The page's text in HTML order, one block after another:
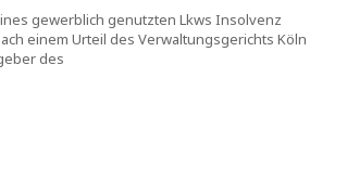
gewerblich genutzten Lkws Insolvenz
einem Urteil des Verwaltungsgerichts Köln
des